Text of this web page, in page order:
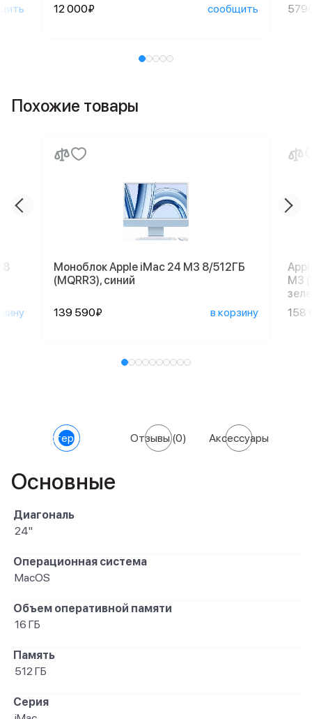
12 000₽ сообщить
Похожие товары
Моноблок Apple iMac 24 M3 8/512ГБ
(MQRR3), синий
139 590₽ в корзину
M3
158
Характеристики Отзывы(0) Аксессуары
Основные
Диагональ
24"
Операционная система
MacOS
Объем оперативной памяти
16 ГБ
Память
512 ГБ
Серия